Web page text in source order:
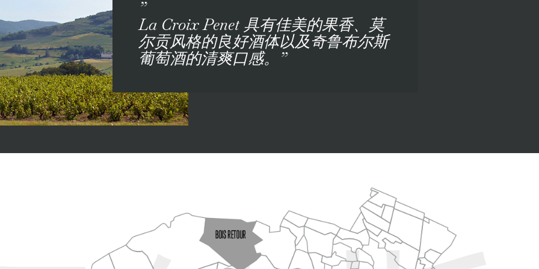
”
La Croix Penet 具有佳美的果香、莫
尔贡风格的良好酒体以及奇鲁布尔斯
葡萄酒的清爽口感。”